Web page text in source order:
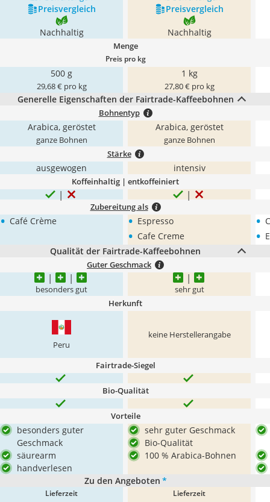
Preis­vergleich Preis­vergleich
Nachhaltig Nachhaltig
Menge
Preis pro kg
500 g
29,68 € pro kg
1 kg
27,80 € pro kg
Generelle Eigenschaften der Fairtrade-Kaffeebohnen
Bohnentyp
Arabica, geröstet
ganze Bohnen
Arabica, geröstet
ganze Bohnen
Stärke
ausgewogen intensiv
Koffeinhaltig | entkoffeiniert
Zubereitung als
• Café Crème • Espresso
• Cafe Creme
•
•
Qualität der Fairtrade-Kaffeebohnen
Guter Geschmack
besonders gut sehr gut
Herkunft
Peru
keine Herstellerangabe
Fairtrade-Siegel
Bio-Qualität
Vorteile
besonders guter
Geschmack
säurearm
handverlesen
sehr guter Geschmack
Bio-Qualität
100 % Arabica-Bohnen
Zu den Angeboten *
Lieferzeit Lieferzeit